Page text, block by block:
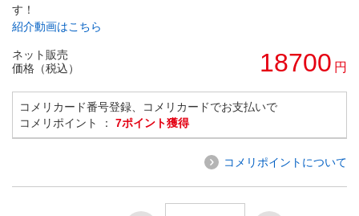
す！
紹介動画はこちら
ネット販売
価格（税込）
18700 円
コメリカード番号登録、コメリカードでお支払いで
コメリポイント ： 7ポイント獲得
コメリポイントについて